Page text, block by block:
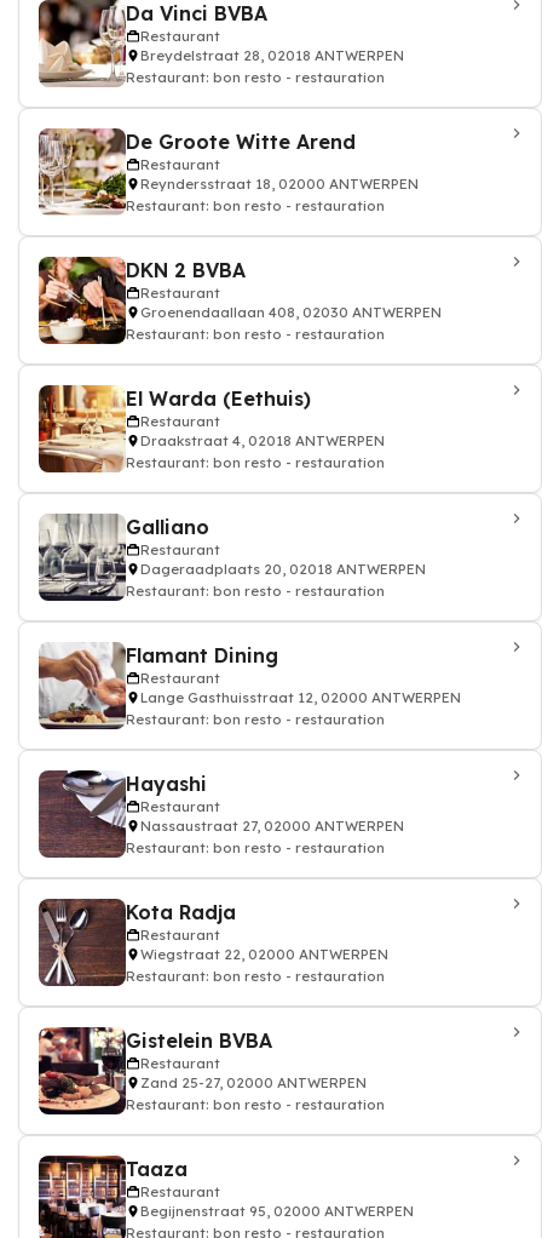
Da Vinci BVBA
Restaurant
Breydelstraat 28, 02018 ANTWERPEN
Restaurant: bon resto - restauration
De Groote Witte Arend
Restaurant
Reyndersstraat 18, 02000 ANTWERPEN
Restaurant: bon resto - restauration
DKN 2 BVBA
Restaurant
Groenendaallaan 408, 02030 ANTWERPEN
Restaurant: bon resto - restauration
El Warda (Eethuis)
Restaurant
Draakstraat 4, 02018 ANTWERPEN
Restaurant: bon resto - restauration
Galliano
Restaurant
Dageraadplaats 20, 02018 ANTWERPEN
Restaurant: bon resto - restauration
Flamant Dining
Restaurant
Lange Gasthuisstraat 12, 02000 ANTWERPEN
Restaurant: bon resto - restauration
Hayashi
Restaurant
Nassaustraat 27, 02000 ANTWERPEN
Restaurant: bon resto - restauration
Kota Radja
Restaurant
Wiegstraat 22, 02000 ANTWERPEN
Restaurant: bon resto - restauration
Gistelein BVBA
Restaurant
Zand 25-27, 02000 ANTWERPEN
Restaurant: bon resto - restauration
Taaza
Restaurant
Begijnenstraat 95, 02000 ANTWERPEN
Restaurant: bon resto - restauration